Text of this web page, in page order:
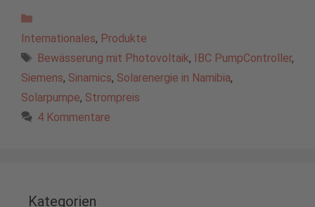
Internationales, Produkte
Schlagwörter
Bewässerung mit Photovoltaik, IBC PumpController,
Siemens, Sinamics, Solarenergie in Namibia,
Solarpumpe, Strompreis
4 Kommentare
Kategorien